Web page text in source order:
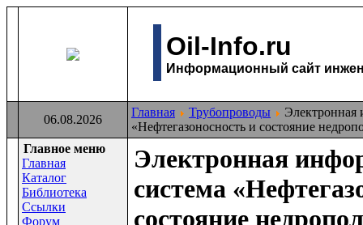
Oil-Info.ru
Информационный сайт
06.08.2026
Главная Трубопроводы
Электронная
«Нефтегазоносность и состояние
Главное меню
Главная
Каталог
Библиотека
Ссылки
Форум
Электронная
система
состояние